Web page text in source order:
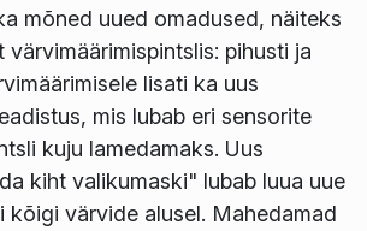
mõned uued omadused, näiteks
pihusti ja
lisati ka uus
mis lubab eri sensorite
kuju lamedamaks. Uus
kiht valikumaski" lubab luua uue
kõigi värvide alusel. Mahedamad